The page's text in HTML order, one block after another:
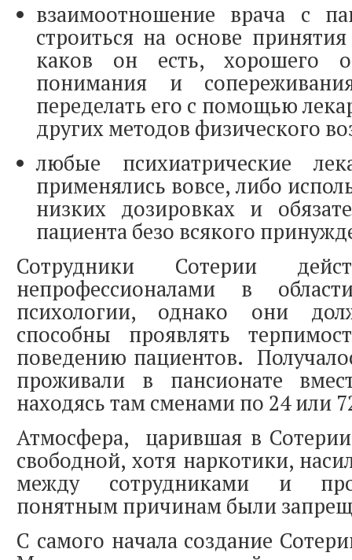
взаимоотношение врача с
строиться на основе
каков он есть, хорошего
понимания и
переделать его с помощью
других методов физического
любые психиатрические
применялись вовсе, либо
низких дозировках и
пациента безо всякого
Сотрудники Сотерии
непрофессионалами в
психологии, однако они
способны проявлять
поведению пациентов.
проживали в пансионате
находясь там сменами по 24 или
Атмосфера, царившая в
свободной, хотя наркотики,
между сотрудниками и
понятным причинам были
С самого начала создание